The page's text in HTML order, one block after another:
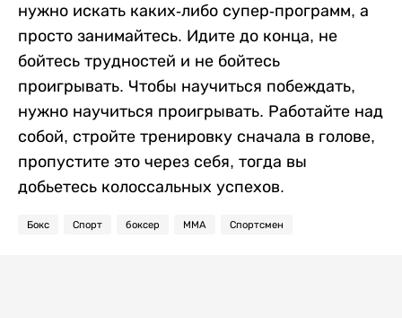
нужно искать каких-либо супер-программ, а
просто занимайтесь. Идите до конца, не
бойтесь трудностей и не бойтесь
проигрывать. Чтобы научиться побеждать,
нужно научиться проигрывать. Работайте над
собой, стройте тренировку сначала в голове,
пропустите это через себя, тогда вы
добьетесь колоссальных успехов.
Бокс Спорт боксер ММА Спортсмен